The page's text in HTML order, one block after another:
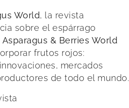
World, la revista
sobre el espárrago
Asparagus & Berries World
frutos rojos:
mercados
de todo el mundo.